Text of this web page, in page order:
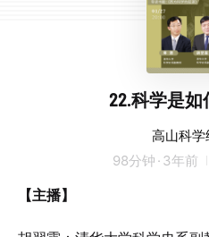
22.科学是如
高山科学
98分钟 · 3年前
【主播】